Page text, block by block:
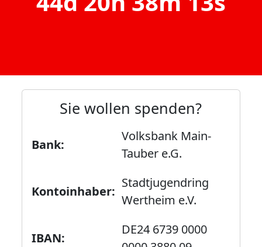
Sie wollen spenden?
Bank:
Volksbank Main-
Tauber e.G.
Kontoinhaber:
Stadtjugendring
Wertheim e.V.
IBAN:
DE24 6739 0000